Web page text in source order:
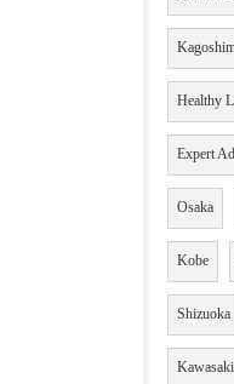
Healthy
Expert
Osaka
Kobe
Shizuoka